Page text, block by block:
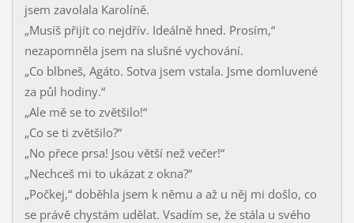
jsem zavolala Karolíně.
„Musíš přijít co nejdřív. Ideálně hned. Prosím,“
nezapomněla jsem na slušné vychování.
„Co blbneš, Agáto. Sotva jsem vstala. Jsme domluvené
za půl hodiny.“
„Ale mě se to zvětšilo!“
„Co se ti zvětšilo?“
„No přece prsa! Jsou větší než večer!“
„Nechceš mi to ukázat z okna?“
„Počkej,“ doběhla jsem k němu a až u něj mi došlo, co
se právě chystám udělat. Vsadím se, že stála u svého